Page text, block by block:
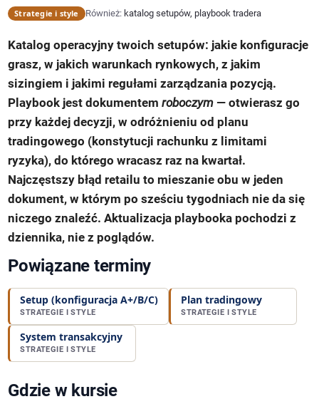
Strategie i style
Również: katalog setupów, playbook tradera
Katalog operacyjny twoich setupów: jakie konfiguracje
grasz, w jakich warunkach rynkowych, z jakim
sizingiem i jakimi regułami zarządzania pozycją.
Playbook jest dokumentemroboczym — otwierasz go
przy każdej decyzji, w odróżnieniu od planu
tradingowego (konstytucji rachunku z limitami
ryzyka), do którego wracasz raz na kwartał.
Najczęstszy błąd retailu to mieszanie obu w jeden
dokument, w którym po sześciu tygodniach nie da się
niczego znaleźć. Aktualizacja playbooka pochodzi z
dziennika, nie z poglądów.
Powiązane terminy
Setup (konfiguracja A+/B/C)
STRATEGIE I STYLE
Plan tradingowy
STRATEGIE I STYLE
System transakcyjny
STRATEGIE I STYLE
Gdzie w kursie